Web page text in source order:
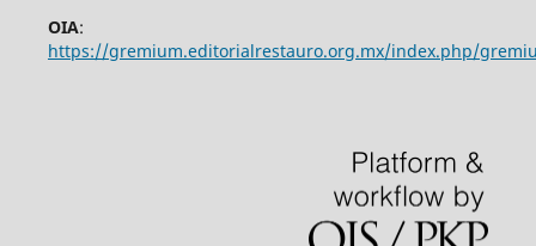
OIA:
https://gremium.editorialrestauro.org.mx/index.php/